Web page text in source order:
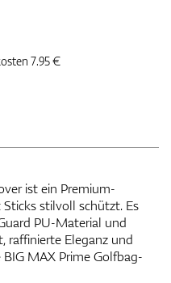
7.95 €
ist ein Premium-
stilvoll schützt. Es
PU-Material und
raffinierte Eleganz und
MAX Prime Golfbag-